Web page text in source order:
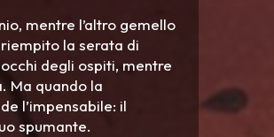
mentre l’altro gemello
riempito la serata di
degli ospiti, mentre
Ma quando la
l’impensabile: il
spumante.